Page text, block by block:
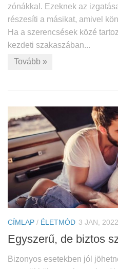
zónákkal. Ezeknek az
részesíti a másikat, amivel
Ha a szerencsések közé
kezdeti szakaszában...
Tovább »
CÍMLAP / ÉLETMÓD 3 JAN, 2022
Egyszerű, de biztos
Bizonyos esetekben jól